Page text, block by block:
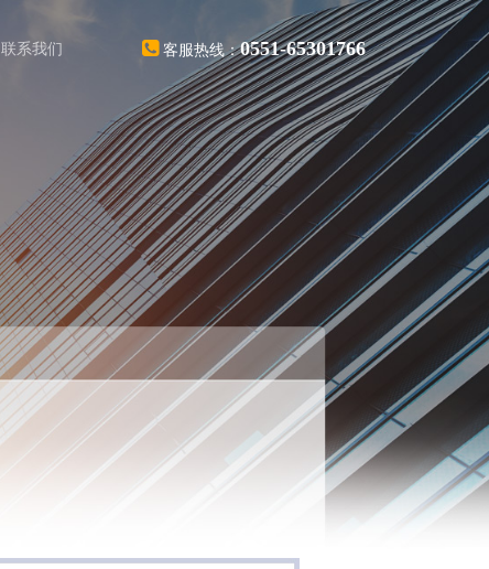
客服热线：0551-65301766
联系我们